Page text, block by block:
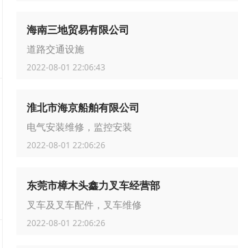
海南三地贸易有限公司
道路交通设施
2022-08-01 22:06:43
淮北市海京船舶有限公司
电气安装维修，监控安装
2022-08-01 22:06:26
东莞市樟木头鑫力叉车经营部
叉车及叉车配件，叉车维修
2022-08-01 22:06:26